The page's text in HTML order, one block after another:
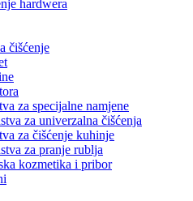
hardwera
čišćenje
za specijalne namjene
za univerzalna čišćenja
za čišćenje kuhinje
za pranje rublja
kozmetika i pribor